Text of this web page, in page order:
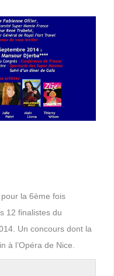
la 6ème fois
12 finalistes du
Un concours dont la
à l’Opéra de Nice.